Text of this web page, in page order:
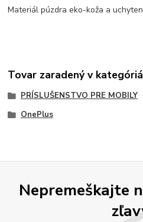
Materiál púzdra eko-koža a
Tovar zaradený v
PRÍSLUŠENSTVO PRE MOBILY
OnePlus
Nepremeškajte